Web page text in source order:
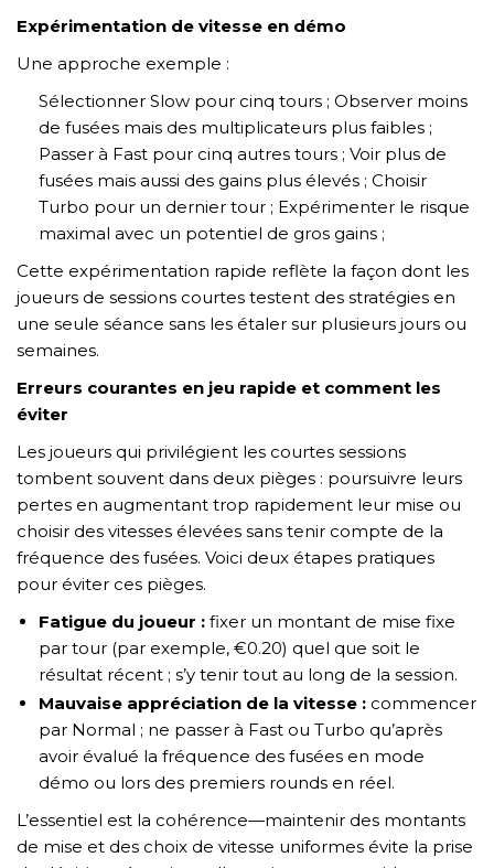
Expérimentation de vitesse en démo
Une approche exemple :
Sélectionner Slow pour cinq tours ; Observer moins
de fusées mais des multiplicateurs plus faibles ;
Passer à Fast pour cinq autres tours ; Voir plus de
fusées mais aussi des gains plus élevés ; Choisir
Turbo pour un dernier tour ; Expérimenter le risque
maximal avec un potentiel de gros gains ;
Cette expérimentation rapide reflète la façon dont les
joueurs de sessions courtes testent des stratégies en
une seule séance sans les étaler sur plusieurs jours ou
semaines.
Erreurs courantes en jeu rapide et comment les
éviter
Les joueurs qui privilégient les courtes sessions
tombent souvent dans deux pièges : poursuivre leurs
pertes en augmentant trop rapidement leur mise ou
choisir des vitesses élevées sans tenir compte de la
fréquence des fusées. Voici deux étapes pratiques
pour éviter ces pièges.
Fatigue du joueur : fixer un montant de mise fixe
par tour (par exemple, €0.20) quel que soit le
résultat récent ; s’y tenir tout au long de la session.
Mauvaise appréciation de la vitesse : commencer
par Normal ; ne passer à Fast ou Turbo qu’après
avoir évalué la fréquence des fusées en mode
démo ou lors des premiers rounds en réel.
L’essentiel est la cohérence—maintenir des montants
de mise et des choix de vitesse uniformes évite la prise